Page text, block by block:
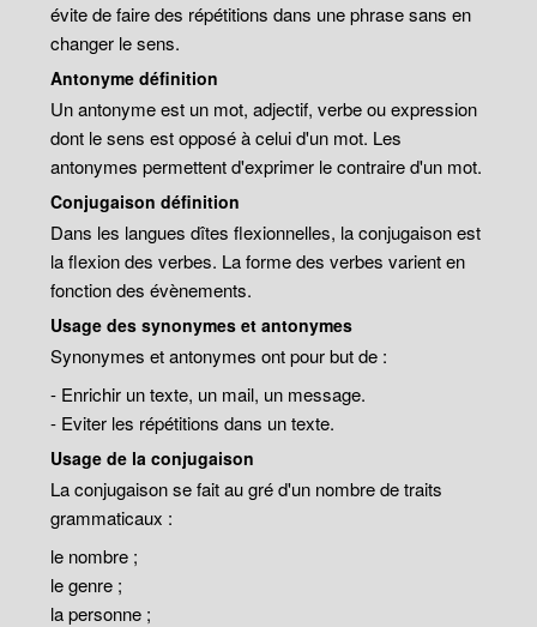
évite de faire des répétitions dans une phrase sans en
changer le sens.
Antonyme définition
Un antonyme est un mot, adjectif, verbe ou expression
dont le sens est opposé à celui d'un mot. Les
antonymes permettent d'exprimer le contraire d'un mot.
Conjugaison définition
Dans les langues dîtes flexionnelles, la conjugaison est
la flexion des verbes. La forme des verbes varient en
fonction des évènements.
Usage des synonymes et antonymes
Synonymes et antonymes ont pour but de :
- Enrichir un texte, un mail, un message.
- Eviter les répétitions dans un texte.
Usage de la conjugaison
La conjugaison se fait au gré d'un nombre de traits
grammaticaux :
le nombre ;
le genre ;
la personne ;